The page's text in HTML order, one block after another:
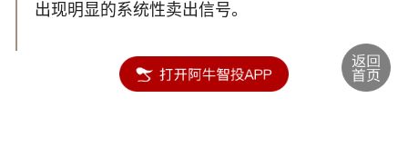
出现明显的系统性卖出信号。